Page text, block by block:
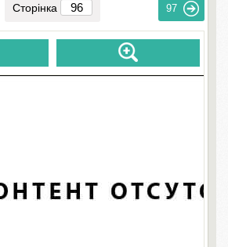
Сторінка 97